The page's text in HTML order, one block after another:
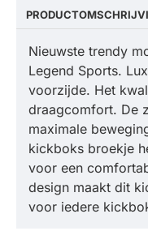
Nieuwste trendy
Legend Sports.
voorzijde. Het
draagcomfort. De
maximale
kickboks broekje
voor een
design maakt dit
voor iedere